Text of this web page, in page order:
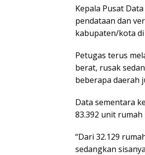
Kepala Pusat
pendataan dan
kabupaten/kota di
Petugas terus
berat, rusak
beberapa daerah
Data sementara
83.392 unit
“Dari 32.129
sedangkan